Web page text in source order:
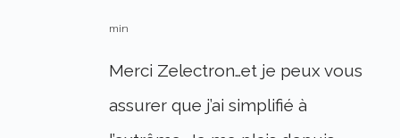
min
Merci Zelectron…et je peux vous
assurer que j’ai simplifié à